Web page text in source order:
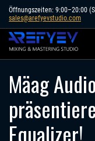
Skip
content
Öffnungszeiten: 9:00–20:00
sales@arefyevstudio.com
Mäag
Equalizer!